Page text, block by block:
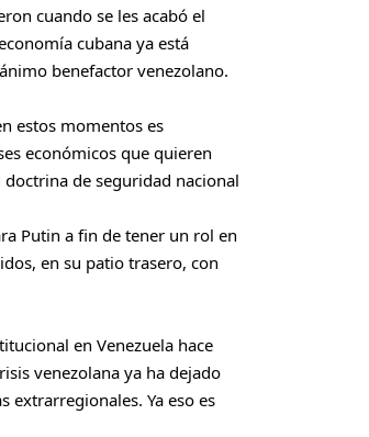
cuando se les acabó el
cubana ya está
benefactor venezolano.
estos momentos es
económicos que quieren
de seguridad nacional
Putin a fin de tener un rol en
en su patio trasero, con
en Venezuela hace
venezolana ya ha dejado
extrarregionales. Ya eso es